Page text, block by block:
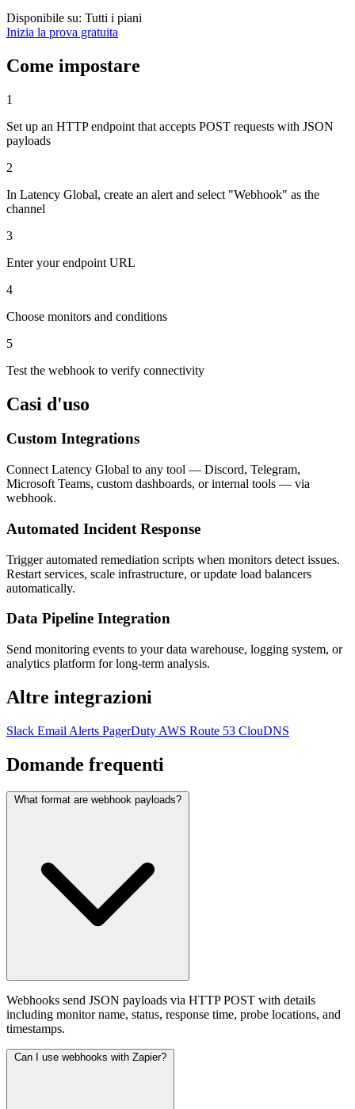
Disponibile su: Tutti i piani
Inizia la prova gratuita
Come impostare
1
Set up an HTTP endpoint that accepts POST requests with JSON
payloads
2
In Latency Global, create an alert and select "Webhook" as the
channel
3
Enter your endpoint URL
4
Choose monitors and conditions
5
Test the webhook to verify connectivity
Casi d'uso
Custom Integrations
Connect Latency Global to any tool — Discord, Telegram,
Microsoft Teams, custom dashboards, or internal tools — via
webhook.
Automated Incident Response
Trigger automated remediation scripts when monitors detect issues.
Restart services, scale infrastructure, or update load balancers
automatically.
Data Pipeline Integration
Send monitoring events to your data warehouse, logging system, or
analytics platform for long-term analysis.
Altre integrazioni
Slack Email Alerts PagerDuty AWS Route 53 ClouDNS
Domande frequenti
What format are webhook payloads?
Webhooks send JSON payloads via HTTP POST with details
including monitor name, status, response time, probe locations, and
timestamps.
Can I use webhooks with Zapier?